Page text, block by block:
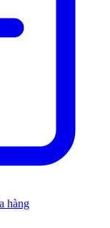
hàng